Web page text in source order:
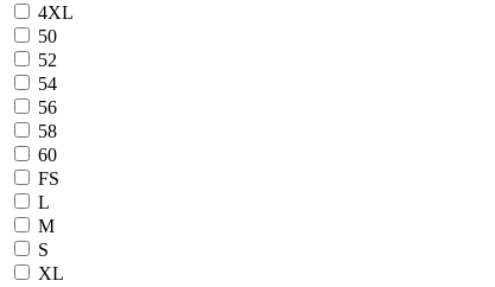
4XL
50
52
54
56
58
60
FS
L
M
S
XL